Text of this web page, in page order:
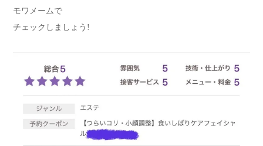
モワメームで
チェックしましょう!